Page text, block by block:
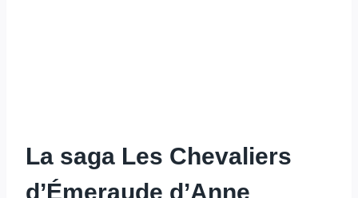
La saga Les Chevaliers
d’Émeraude d’Anne